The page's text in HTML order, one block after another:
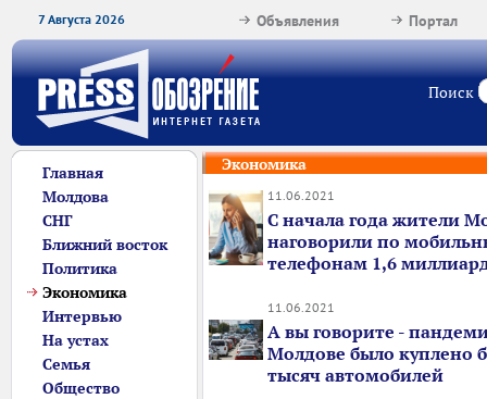
7 Августа 2026 Портал
Объявления
Поиск
Главная
Молдова
СНГ
Ближний восток
Политика
Экономика
Интервью
На устах
Семья
Общество
Экономика
11.06.2021
С начала года жители
наговорили по
телефонам 1,6
11.06.2021
А вы говорите -
Молдове было куплено
тысяч автомобилей